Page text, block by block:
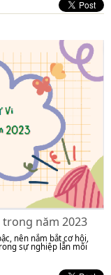
trong năm 2023
nên nắm bắt cơ hội,
sự nghiệp lẫn mối